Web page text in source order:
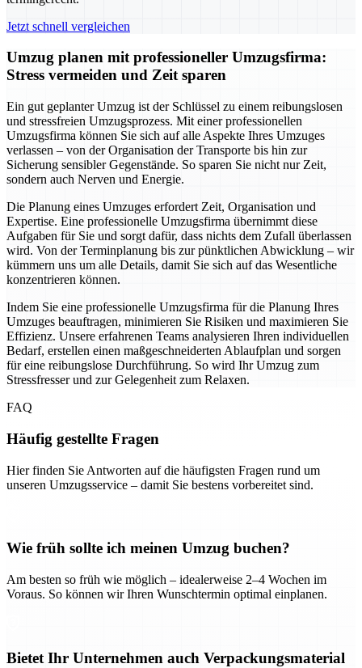
Jetzt schnell vergleichen
Umzug planen mit professioneller Umzugsfirma:
Stress vermeiden und Zeit sparen
Ein gut geplanter Umzug ist der Schlüssel zu einem reibungslosen
und stressfreien Umzugsprozess. Mit einer professionellen
Umzugsfirma können Sie sich auf alle Aspekte Ihres Umzuges
verlassen – von der Organisation der Transporte bis hin zur
Sicherung sensibler Gegenstände. So sparen Sie nicht nur Zeit,
sondern auch Nerven und Energie.
Die Planung eines Umzuges erfordert Zeit, Organisation und
Expertise. Eine professionelle Umzugsfirma übernimmt diese
Aufgaben für Sie und sorgt dafür, dass nichts dem Zufall überlassen
wird. Von der Terminplanung bis zur pünktlichen Abwicklung – wir
kümmern uns um alle Details, damit Sie sich auf das Wesentliche
konzentrieren können.
Indem Sie eine professionelle Umzugsfirma für die Planung Ihres
Umzuges beauftragen, minimieren Sie Risiken und maximieren Sie
Effizienz. Unsere erfahrenen Teams analysieren Ihren individuellen
Bedarf, erstellen einen maßgeschneiderten Ablaufplan und sorgen
für eine reibungslose Durchführung. So wird Ihr Umzug zum
Stressfresser und zur Gelegenheit zum Relaxen.
FAQ
Häufig gestellte Fragen
Hier finden Sie Antworten auf die häufigsten Fragen rund um
unseren Umzugsservice – damit Sie bestens vorbereitet sind.
Wie früh sollte ich meinen Umzug buchen?
Am besten so früh wie möglich – idealerweise 2–4 Wochen im
Voraus. So können wir Ihren Wunschtermin optimal einplanen.
Bietet Ihr Unternehmen auch Verpackungsmaterial